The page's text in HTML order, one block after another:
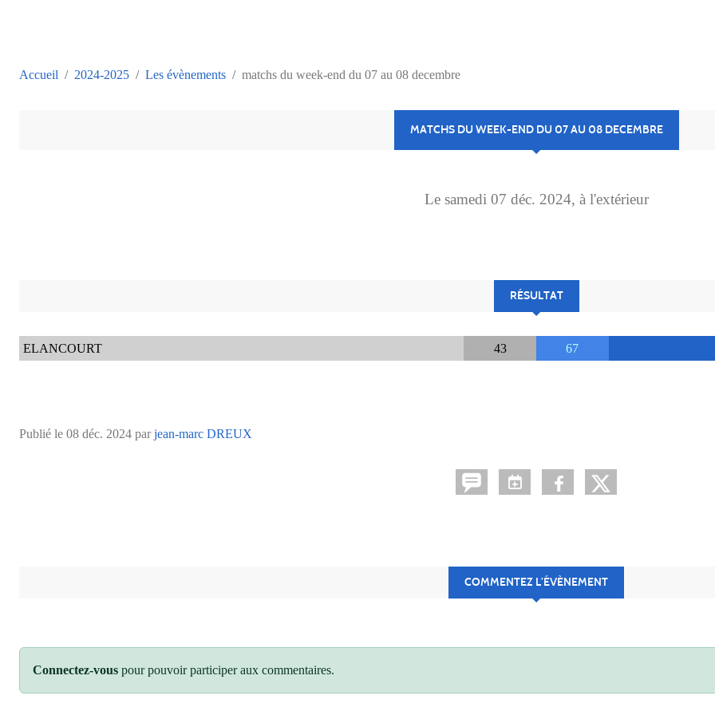
Accueil 2024-2025 Les évènements matchs du week-end du 07 au 08 decembre
MATCHS DU WEEK-END DU 07 AU 08 DECEMBRE
Le samedi 07 déc. 2024, à l'extérieur
RÉSULTAT
ELANCOURT 43 67
Publié le 08 déc. 2024 parjean-marc DREUX
COMMENTEZ L’ÉVÈNEMENT
Connectez-vous pour pouvoir participer aux commentaires.